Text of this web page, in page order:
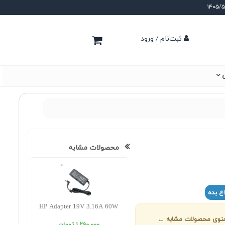
ثبت‌نام / ورود
بده
منوی محصولات مشابه ←
محصولات مشابه
HP Adapter 19V 3.16A 60W